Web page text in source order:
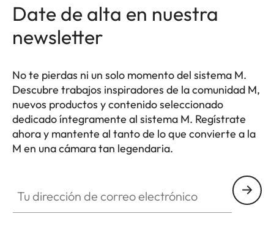
Date de alta en nuestra
newsletter
No te pierdas ni un solo momento del sistema M.
Descubre trabajos inspiradores de la comunidad M,
nuevos productos y contenido seleccionado
dedicado íntegramente al sistema M. Regístrate
ahora y mantente al tanto de lo que convierte a la
M en una cámara tan legendaria.